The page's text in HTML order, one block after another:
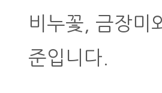
비누꽃, 금장미
준입니다.